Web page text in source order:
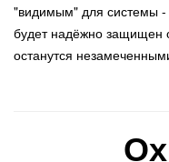
"видимым" для системы
будет надёжно защищен
останутся